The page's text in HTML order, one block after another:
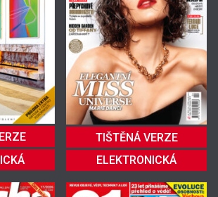
TIŠTĚNÁ VERZE
ELEKTRONICKÁ